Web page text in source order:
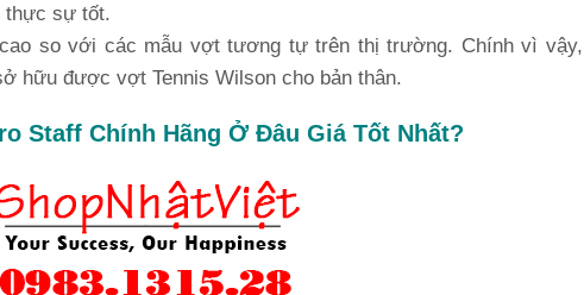
thực sự tốt.
so với các mẫu vợt tương tự trên thị trường. Chính vì vậy,
hữu được vợt Tennis Wilson cho bản thân.
Staff Chính Hãng Ở Đâu Giá Tốt Nhất?